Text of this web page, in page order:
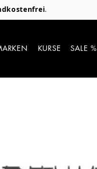
.
KURSE SALE %